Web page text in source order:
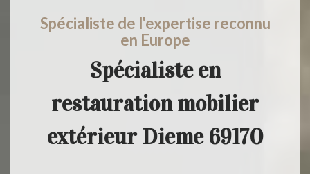
Spécialiste de l'expertise reconnu
en Europe
Spécialiste en
restauration mobilier
extérieur Dieme 69170